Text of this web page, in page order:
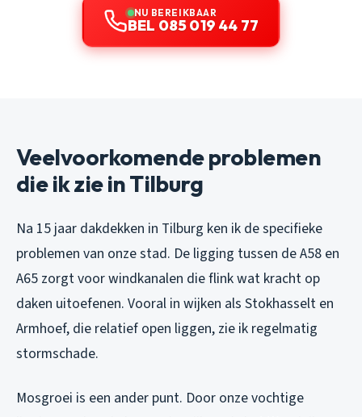
NU BEREIKBAAR
BEL 085 019 44 77
Veelvoorkomende problemen
die ik zie in Tilburg
Na 15 jaar dakdekken in Tilburg ken ik de specifieke
problemen van onze stad. De ligging tussen de A58 en
A65 zorgt voor windkanalen die flink wat kracht op
daken uitoefenen. Vooral in wijken als Stokhasselt en
Armhoef, die relatief open liggen, zie ik regelmatig
stormschade.
Mosgroei is een ander punt. Door onze vochtige